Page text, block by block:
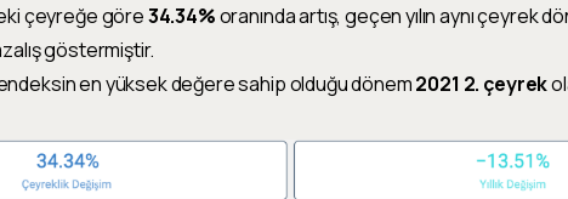
çeyreğe göre34.34%oranında artış, geçen yılın aynı çeyrek
göstermiştir.
endeksin en yüksek değere sahip olduğu dönem2021 2. çeyrek